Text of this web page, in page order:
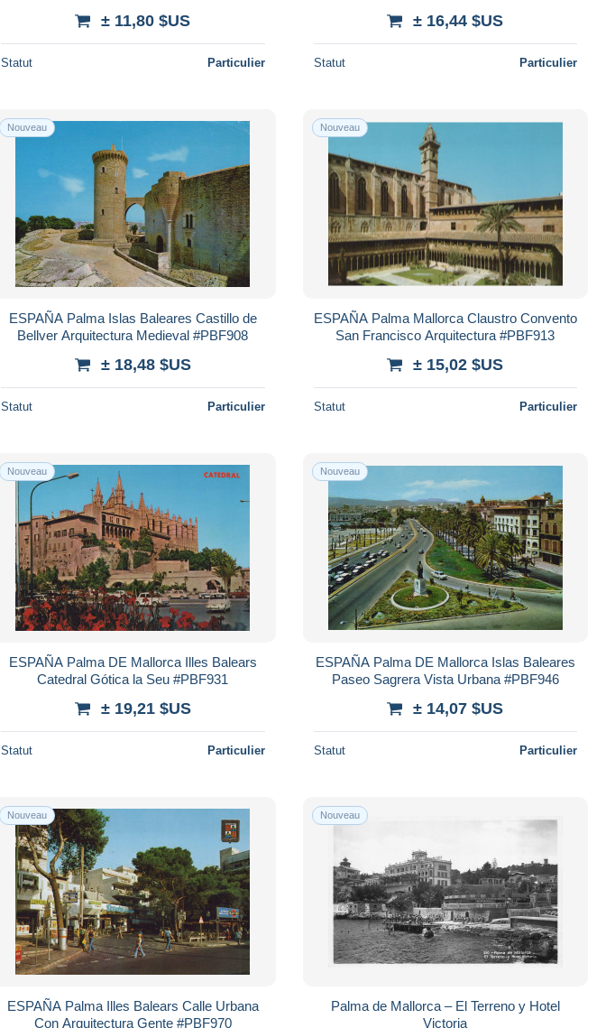
± 11,80 $US
Statut Particulier
± 16,44 $US
Statut Particulier
Nouveau
ESPAÑA Palma Islas Baleares Castillo de
Bellver Arquitectura Medieval #PBF908
± 18,48 $US
Statut Particulier
Nouveau
ESPAÑA Palma Mallorca Claustro Convento
San Francisco Arquitectura #PBF913
± 15,02 $US
Statut Particulier
Nouveau
ESPAÑA Palma DE Mallorca Illes Balears
Catedral Gótica la Seu #PBF931
± 19,21 $US
Statut Particulier
Nouveau
ESPAÑA Palma DE Mallorca Islas Baleares
Paseo Sagrera Vista Urbana #PBF946
± 14,07 $US
Statut Particulier
Nouveau
ESPAÑA Palma Illes Balears Calle Urbana
Con Arquitectura Gente #PBF970
Nouveau
Palma de Mallorca – El Terreno y Hotel
Victoria